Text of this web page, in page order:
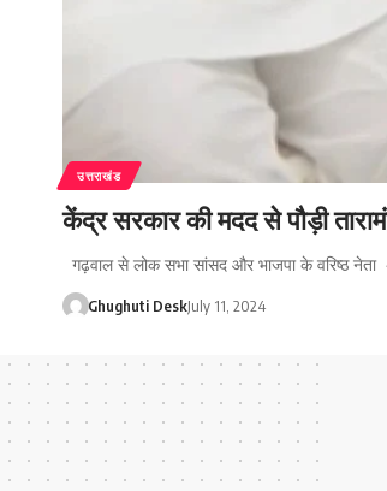
उत्तराखंड
केंद्र सरकार की मदद से पौड़ी
गढ़वाल से लोक सभा सांसद और भाजपा के वरिष्ठ
Ghughuti DeskJuly 11, 2024